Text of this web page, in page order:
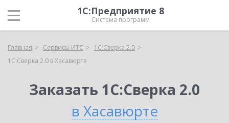
1С:Предприятие 8
Система программ
Главная Сервисы ИТС
1С:Сверка 2.0
1С:Сверка 2.0 в Хасавюрте
Заказать 1С:Сверка 2.0
в Хасавюрте